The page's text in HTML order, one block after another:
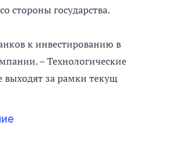
стороны государства.
к инвестированию в
– Технологические
за рамки текущ